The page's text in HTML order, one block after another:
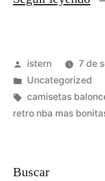
Publicado
por
istern
7 de
Publicado
en
Uncategorized
Etiquetas:
camisetas
retro nba mas
Buscar